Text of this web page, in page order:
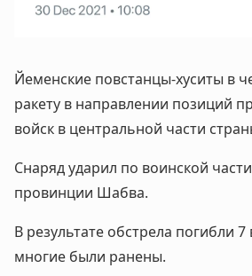
Йеменские повстанцы-хуситы в
ракету в направлении позиций
войск в центральной части
Снаряд ударил по воинской
провинции Шабва.
В результате обстрела погибли
многие были ранены.